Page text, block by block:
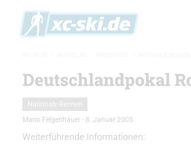
Deutschlandpokal
Nationale Rennen
Mario Felgenhauer - 8. Januar 2005
Weiterführende Informationen: